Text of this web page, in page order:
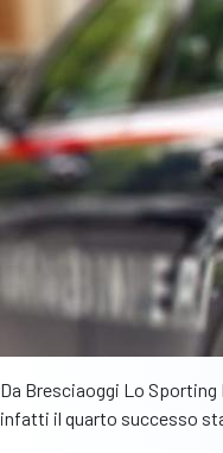
Da Bresciaoggi Lo Sporting
infatti il quarto successo